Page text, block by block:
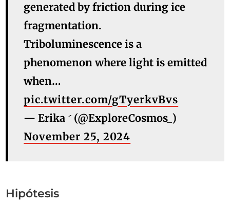
generated by friction during ice
fragmentation.
Triboluminescence is a
phenomenon where light is emitted
when…
pic.twitter.com/gTyerkvBvs
— Erika  (@ExploreCosmos_)
November 25, 2024
Hipótesis